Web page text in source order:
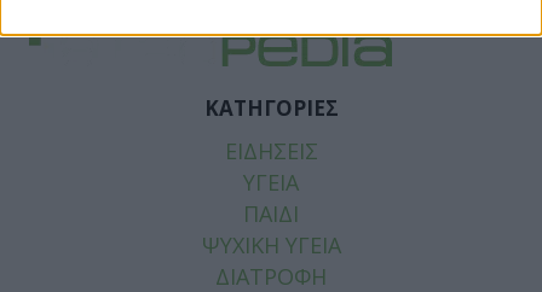
ΚΑΤΗΓΟΡΙΕΣ
ΕΙΔΗΣΕΙΣ
ΥΓΕΙΑ
ΠΑΙΔΙ
ΨΥΧΙΚΗ ΥΓΕΙΑ
ΔΙΑΤΡΟΦΗ